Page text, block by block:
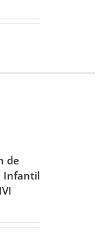
de
Infantil